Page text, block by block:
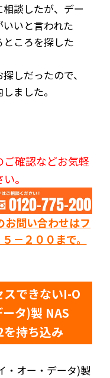
談したが、デー
いと言われた
ところを探した
しだったので、
ました。
確認などお気軽
。
お問い合わせはフ
－２００まで。
できないI-O
タ)製 NAS
持ち込み
・オー・データ)製